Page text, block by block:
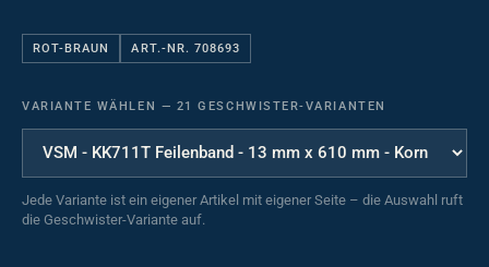
ROT-BRAUN ART.-NR. 708693
VARIANTE WÄHLEN — 21 GESCHWISTER-VARIANTEN
Jede Variante ist ein eigener Artikel mit eigener Seite – die Auswahl ruft
die Geschwister-Variante auf.